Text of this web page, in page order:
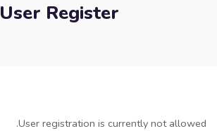
User Register
User registration is currently not allowed.